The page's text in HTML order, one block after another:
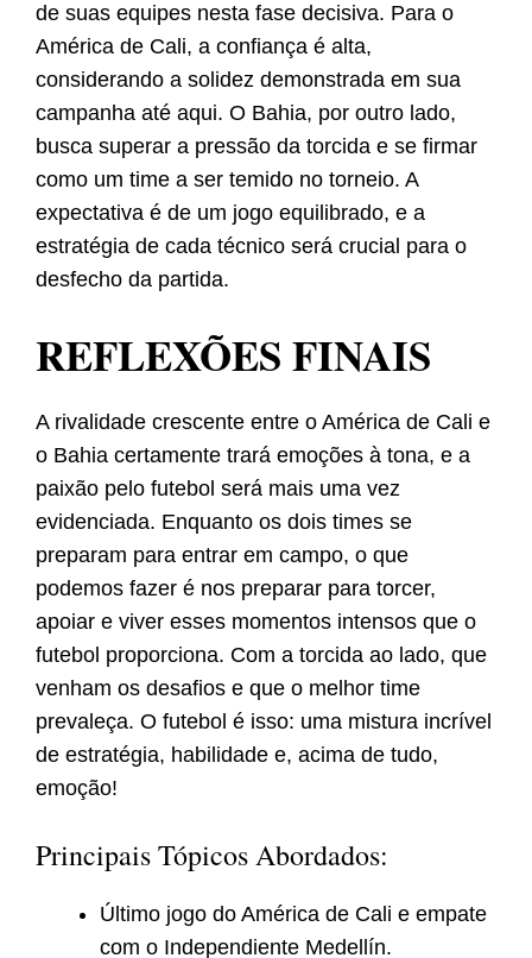
de suas equipes nesta fase decisiva. Para o
América de Cali, a confiança é alta,
considerando a solidez demonstrada em sua
campanha até aqui. O Bahia, por outro lado,
busca superar a pressão da torcida e se firmar
como um time a ser temido no torneio. A
expectativa é de um jogo equilibrado, e a
estratégia de cada técnico será crucial para o
desfecho da partida.
REFLEXÕES FINAIS
A rivalidade crescente entre o América de Cali e
o Bahia certamente trará emoções à tona, e a
paixão pelo futebol será mais uma vez
evidenciada. Enquanto os dois times se
preparam para entrar em campo, o que
podemos fazer é nos preparar para torcer,
apoiar e viver esses momentos intensos que o
futebol proporciona. Com a torcida ao lado, que
venham os desafios e que o melhor time
prevaleça. O futebol é isso: uma mistura incrível
de estratégia, habilidade e, acima de tudo,
emoção!
Principais Tópicos Abordados:
Último jogo do América de Cali e empate
com o Independiente Medellín.